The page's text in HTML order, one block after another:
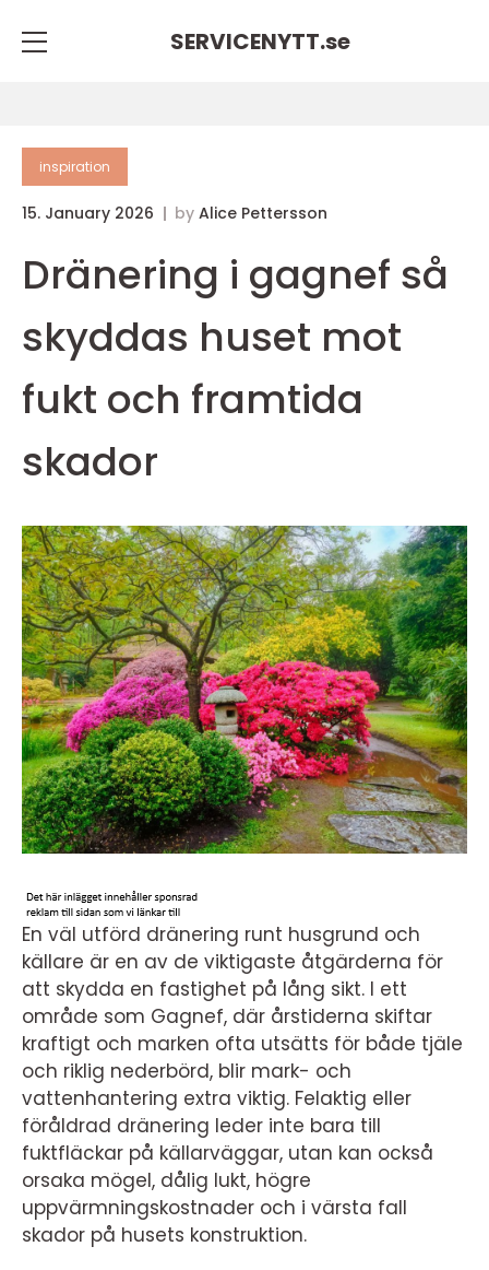
SERVICENYTT.se
inspiration
15. January 2026 by Alice Pettersson
Dränering i gagnef så
skyddas huset mot
fukt och framtida
skador
En väl utförd dränering runt husgrund och
källare är en av de viktigaste åtgärderna för
att skydda en fastighet på lång sikt. I ett
område som Gagnef, där årstiderna skiftar
kraftigt och marken ofta utsätts för både tjäle
och riklig nederbörd, blir mark- och
vattenhantering extra viktig. Felaktig eller
föråldrad dränering leder inte bara till
fuktfläckar på källarväggar, utan kan också
orsaka mögel, dålig lukt, högre
uppvärmningskostnader och i värsta fall
skador på husets konstruktion.